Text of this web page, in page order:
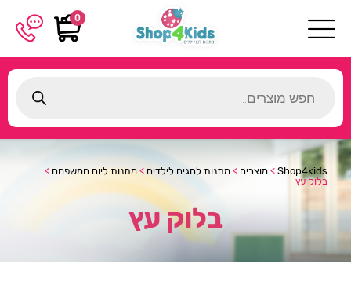
0
search
Shop4kids
> מוצרים > מתנות לחגים לילדים > מתנות ליום המשפחה >
בלוק עץ
בלוק עץ